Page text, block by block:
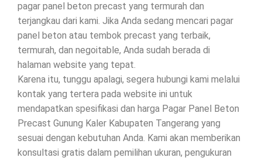
pagar panel beton precast yang termurah dan
terjangkau dari kami. Jika Anda sedang mencari pagar
panel beton atau tembok precast yang terbaik,
termurah, dan negoitable, Anda sudah berada di
halaman website yang tepat.
Karena itu, tunggu apalagi, segera hubungi kami melalui
kontak yang tertera pada website ini untuk
mendapatkan spesifikasi dan harga Pagar Panel Beton
Precast Gunung Kaler Kabupaten Tangerang yang
sesuai dengan kebutuhan Anda. Kami akan memberikan
konsultasi gratis dalam pemilihan ukuran, pengukuran